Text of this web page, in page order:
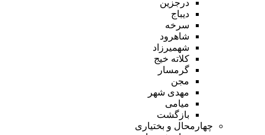
درجزین
دیباج
سرخه
شاهرود
شهمیرزاد
کلاته خیج
گرمسار
مجن
مهدی شهر
میامی
بازگشت
چهارمحال و بختیاری